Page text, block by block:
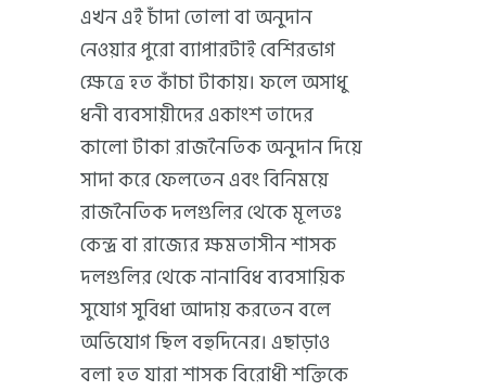
এখন এই চাঁদা তোলা বা অনুদান
নেওয়ার পুরো ব্যাপারটাই বেশিরভাগ
ক্ষেত্রে হত কাঁচা টাকায়। ফলে অসাধু
ধনী ব্যবসায়ীদের একাংশ তাদের
কালো টাকা রাজনৈতিক অনুদান দিয়ে
সাদা করে ফেলতেন এবং বিনিময়ে
রাজনৈতিক দলগুলির থেকে মূলতঃ
কেন্দ্র বা রাজ্যের ক্ষমতাসীন শাসক
দলগুলির থেকে নানাবিধ ব্যবসায়িক
সুযোগ সুবিধা আদায় করতেন বলে
অভিযোগ ছিল বহুদিনের। এছাড়াও
বলা হত যারা শাসক বিরোধী শক্তিকে